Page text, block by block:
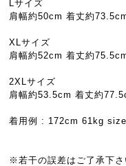
Lサイズ
肩幅約50cm 着丈約
XLサイズ
肩幅約52cm 着丈約
2XLサイズ
肩幅約53.5cm 着丈約
着用例 : 172cm 61kg
※若干の誤差はご了承下さ